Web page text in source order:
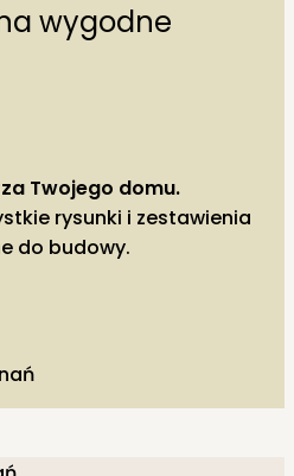
wygodne
Twojego domu.
rysunki i zestawienia
do budowy.